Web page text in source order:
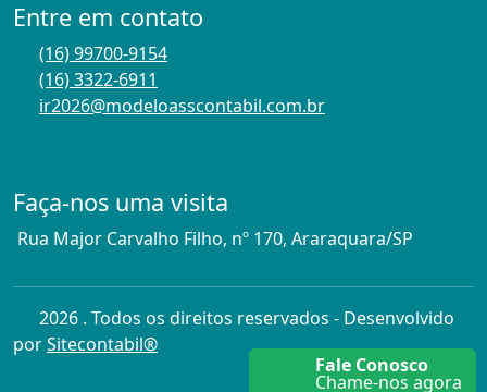
Entre em contato
(16) 99700-9154
(16) 3322-6911
ir2026@modeloasscontabil.com.br
Faça-nos uma visita
Rua Major Carvalho Filho, nº 170, Araraquara/SP
2026 . Todos os direitos reservados - Desenvolvido
porSitecontabil®
Fale Conosco
Chame-nos agora